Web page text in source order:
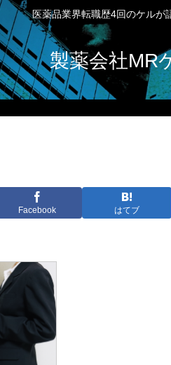
医薬品業界転職歴4回のケルが
製薬会社MR
Facebook はてブ